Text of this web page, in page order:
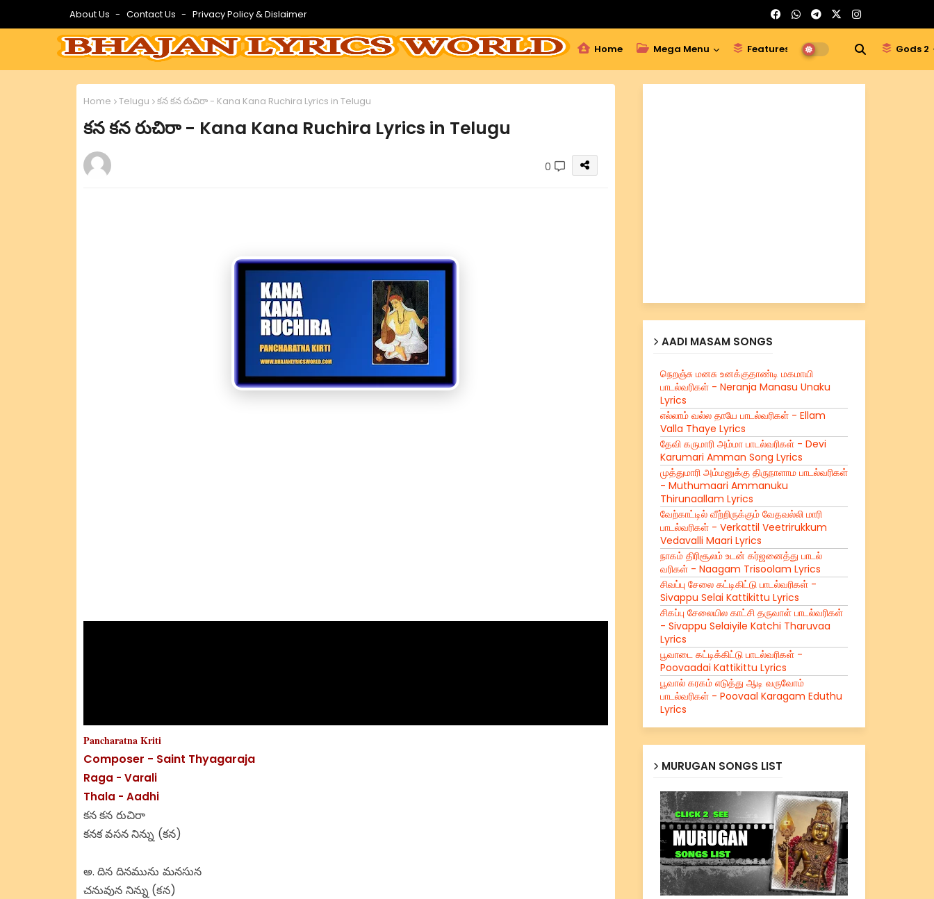
About Us Contact Us Privacy Policy & Dislaimer
Home Mega Menu Features Gods 1 Gods 2
Home Telugu కన కన రుచిరా - Kana Kana Ruchira Lyrics in Telugu
కన కన రుచిరా - Kana Kana Ruchira Lyrics in Telugu
0
Pancharatna Kriti
Composer - Saint Thyagaraja
Raga - Varali
Thala - Aadhi
కన కన రుచిరా
కనక వసన నిన్ను (కన)
అ. దిన దినమును మనసున
చనువున నిన్ను (కన)
AADI MASAM SONGS
நெறஞ்சு மனசு உனக்குதாண்டி மகமாயி
பாடல்வரிகள் - Neranja Manasu Unaku
Lyrics
எல்லாம் வல்ல தாயே பாடல்வரிகள் - Ellam
Valla Thaye Lyrics
தேவி கருமாரி அம்மா பாடல்வரிகள் - Devi
Karumari Amman Song Lyrics
முத்துமாரி அம்மனுக்கு திருநாளாம பாடல்வரிகள்
- Muthumaari Ammanuku
Thirunaallam Lyrics
வேற்காட்டில் வீற்றிருக்கும் வேதவல்லி மாரி
பாடல்வரிகள் - Verkattil Veetrirukkum
Vedavalli Maari Lyrics
நாகம் திரிசூலம் உடன் கர்ஜனைத்து பாடல்
வரிகள் - Naagam Trisoolam Lyrics
சிவப்பு சேலை கட்டிகிட்டு பாடல்வரிகள் -
Sivappu Selai Kattikittu Lyrics
சிகப்பு சேலையில காட்சி தருவாள் பாடல்வரிகள்
- Sivappu Selaiyile Katchi Tharuvaa
Lyrics
பூவாடை கட்டிக்கிட்டு பாடல்வரிகள் -
Poovaadai Kattikittu Lyrics
பூவால் கரகம் எடுத்து ஆடி வருவோம்
பாடல்வரிகள் - Poovaal Karagam Eduthu
Lyrics
MURUGAN SONGS LIST